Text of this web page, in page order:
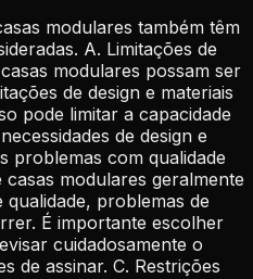
modulares também têm
A. Limitações de
modulares possam ser
de design e materiais
pode limitar a capacidade
de design e
problemas com qualidade
modulares geralmente
problemas de
É importante escolher
cuidadosamente o
de assinar. C. Restrições